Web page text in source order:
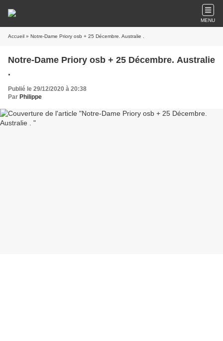
MENU
Accueil » Notre-Dame Priory osb + 25 Décembre. Australie .
Notre-Dame Priory osb + 25 Décembre. Australie
.
Publié le 29/12/2020 à 20:38
Par Philippe